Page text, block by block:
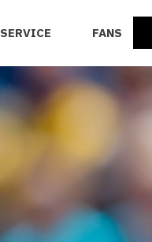
SERVICE FANS